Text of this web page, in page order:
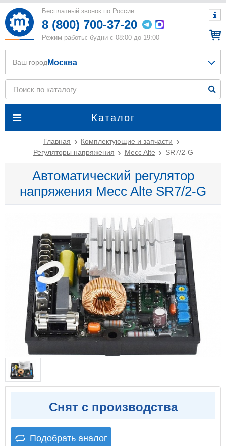
Бесплатный звонок по России
8 (800) 700-37-20
Режим работы: будни с 08:00 до 19:00
Каталог
Ваш город Москва
Главная
Комплектующие и запчасти
Регуляторы напряжения
Mecc Alte SR7/2-G
Автоматический регулятор
напряжения Mecc Alte SR7/2-G
Снят с производства
Подобрать аналог